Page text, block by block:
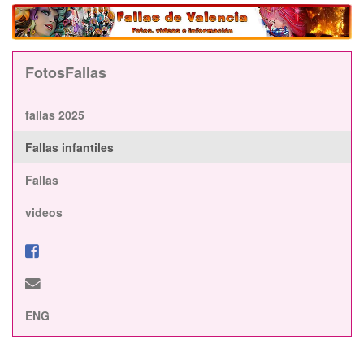
FotosFallas
fallas 2025
Fallas infantiles
Fallas
videos
ENG